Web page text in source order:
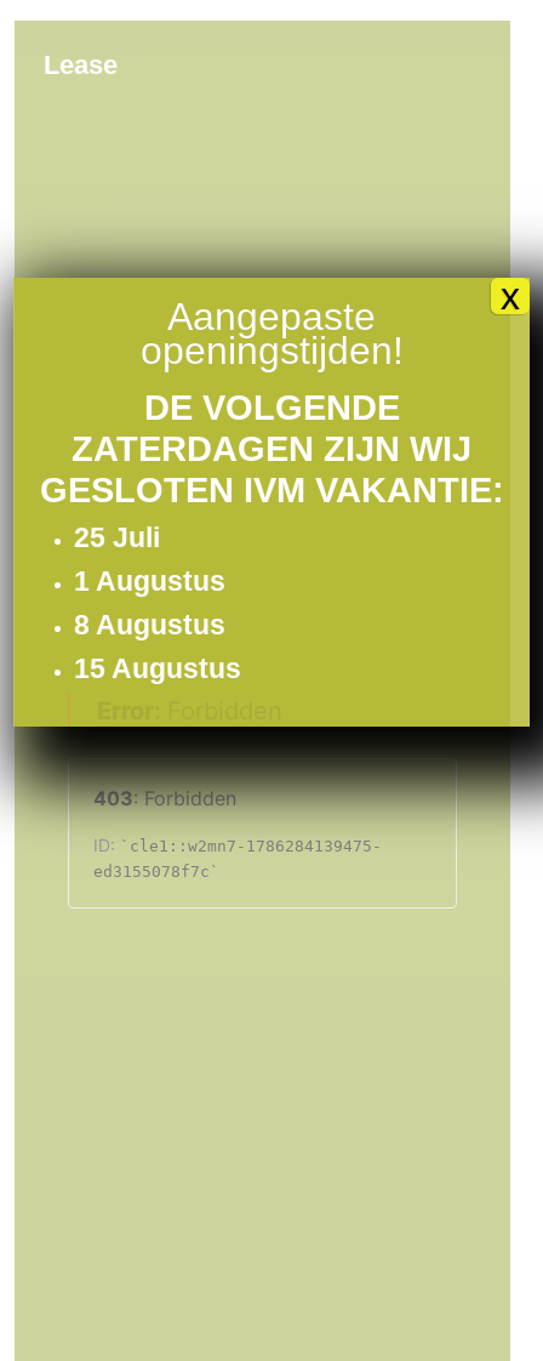
Lease
Aangepaste
openingstijden!
DE VOLGENDE
ZATERDAGEN ZIJN WIJ
GESLOTEN IVM VAKANTIE:
25 Juli
1 Augustus
8 Augustus
15 Augustus
x